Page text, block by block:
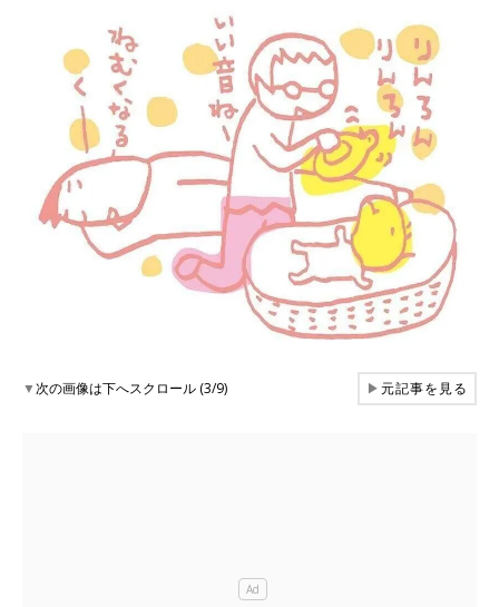
▼次の画像は下へスクロール (3/9) ▶元記事を見る